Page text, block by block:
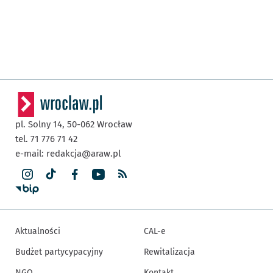
pl. Solny 14, 50-062 Wrocław
tel. 71 776 71 42
e-mail: redakcja@araw.pl
Aktualności
Budżet partycypacyjny
CAL-e
Rewitalizacja